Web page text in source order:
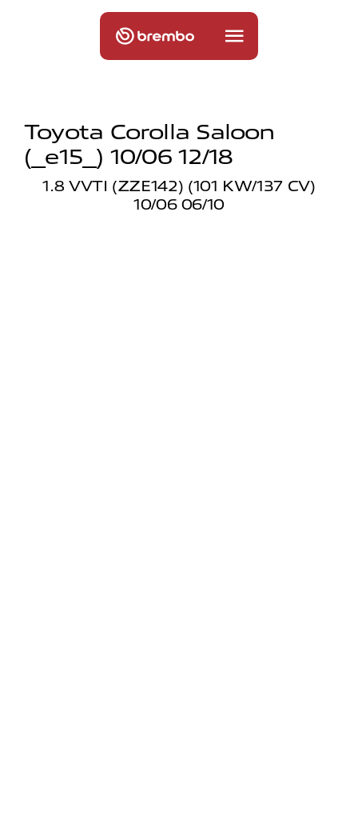
Toyota Corolla Saloon
(_e15_) 10/06 12/18
1.8 VVTI (ZZE142) (101 KW/137 CV)
10/06 06/10